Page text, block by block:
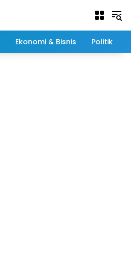
Ekonomi & Bisnis Politik